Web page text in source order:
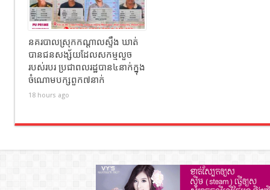
នគរបាលស្រុកកណ្ដាលស្ទឹង ឃាត់
បានជនសង្ស័យដែលសកម្មលួច
របស់របរ ប្រជាពលរដ្ឋបាន៤នាក់ក្នុង
ចំណោមបក្សពួក៧នាក់
18 hours ago